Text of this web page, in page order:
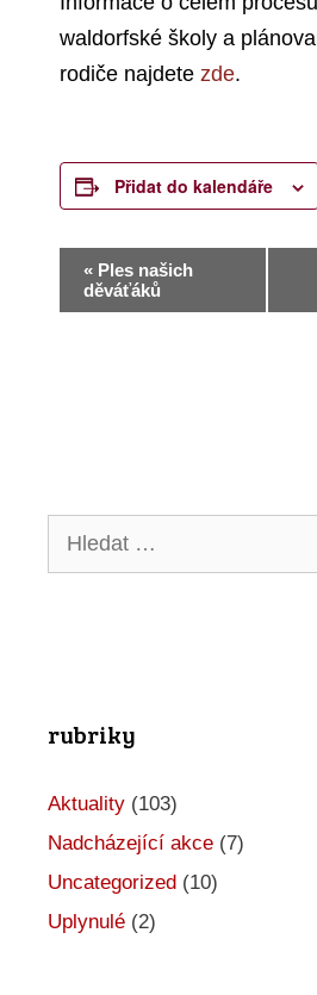
waldorfské školy a
rodiče najdete zde.
Přidat do kalendáře
a
c
e
A
c
e
« Ples našich
děváťáků
Hledat:
rubriky
Aktuality (103)
Nadcházející akce (7)
Uncategorized (10)
Uplynulé (2)